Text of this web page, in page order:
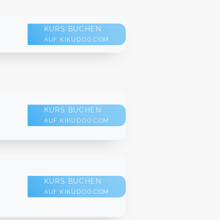
KURS BUCHEN
AUF KIKUDOO.COM
KURS BUCHEN
AUF KIKUDOO.COM
KURS BUCHEN
AUF KIKUDOO.COM